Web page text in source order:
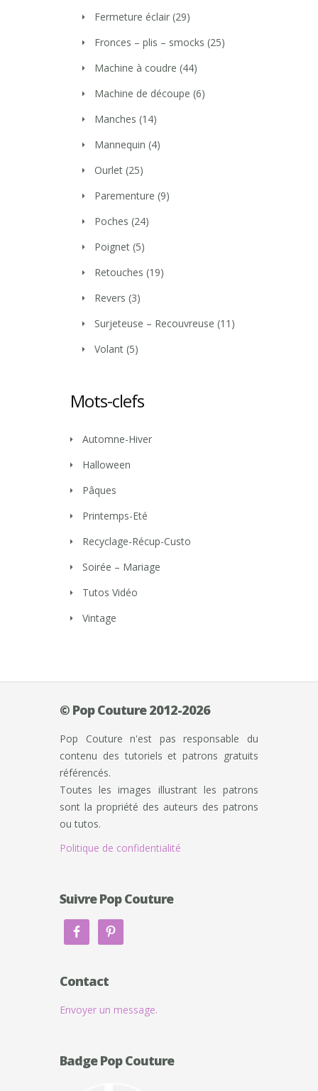
Fermeture éclair (29)
Fronces – plis – smocks (25)
Machine à coudre (44)
Machine de découpe (6)
Manches (14)
Mannequin (4)
Ourlet (25)
Parementure (9)
Poches (24)
Poignet (5)
Retouches (19)
Revers (3)
Surjeteuse – Recouvreuse (11)
Volant (5)
Mots-clefs
Automne-Hiver
Halloween
Pâques
Printemps-Eté
Recyclage-Récup-Custo
Soirée – Mariage
Tutos Vidéo
Vintage
© Pop Couture 2012-2026
Pop Couture n'est pas responsable du
contenu des tutoriels et patrons gratuits
référencés.
Toutes les images illustrant les patrons
sont la propriété des auteurs des patrons
ou tutos.
Politique de confidentialité
Suivre Pop Couture
Contact
Envoyer un message.
Badge Pop Couture